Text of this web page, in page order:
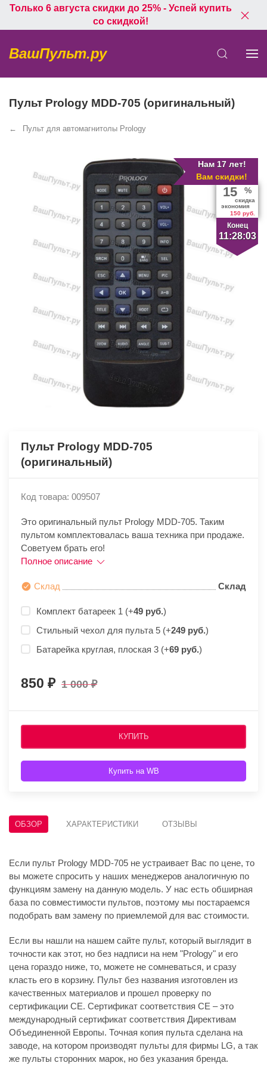
Только 6 августа скидки до 25% - Успей купить
со скидкой!
ВашПульт.ру
Пульт Prology MDD-705 (оригинальный)
Пульт для автомагнитолы Prology
Нам 17 лет!
Вам скидки!
Конец
11:28:03
15 %
скидка
экономия
150 руб.
Пульт Prology MDD-705
(оригинальный)
Код товара: 009507
Это оригинальный пульт Prology MDD-705. Таким
пультом комплектовалась ваша техника при продаже.
Советуем брать его!
Полное описание
Склад Склад
Комплект батареек 1 (+49 руб.)
Стильный чехол для пульта 5 (+249 руб.)
Батарейка круглая, плоская 3 (+69 руб.)
850 1 000
КУПИТЬ
Купить на WB
ОБЗОР ХАРАКТЕРИСТИКИ ОТЗЫВЫ
Если пульт Prology MDD-705 не устраивает Вас по цене, то
вы можете спросить у наших менеджеров аналогичную по
функциям замену на данную модель. У нас есть обширная
база по совместимости пультов, поэтому мы постараемся
подобрать вам замену по приемлемой для вас стоимости.
Если вы нашли на нашем сайте пульт, который выглядит в
точности как этот, но без надписи на нем "Prology" и его
цена гораздо ниже, то, можете не сомневаться, и сразу
класть его в корзину. Пульт без названия изготовлен из
качественных материалов и прошел проверку по
сертификации CE. Сертификат соответствия СЕ – это
международный сертификат соответствия Директивам
Объединенной Европы. Точная копия пульта сделана на
заводе, на котором производят пульты для фирмы LG, а так
же пульты сторонних марок, но без указания бренда.